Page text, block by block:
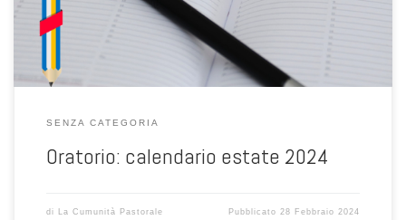
programmare gli incontri di catechismo per i piccoli, […]
SENZA CATEGORIA
Oratorio: calendario estate 2024
di La Cumunità Pastorale Pubblicato 28 Febbraio 2024